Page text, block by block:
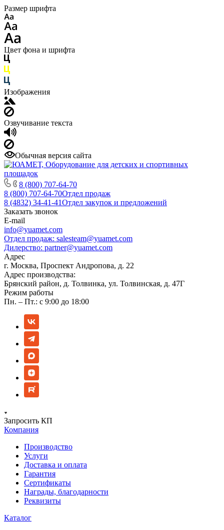
Размер шрифта
Цвет фона и шрифта
Изображения
Озвучивание текста
Обычная версия сайта
8 (800) 707-64-70
8 (800) 707-64-70Отдел продаж
8 (4832) 34-41-41Отдел закупок и предложений
Заказать звонок
E-mail
info@yuamet.com
Отдел продаж: salesteam@yuamet.com
Дилерство: partner@yuamet.com
Адрес
г. Москва, Проспект Андропова, д. 22
Адрес производства:
Брянский район, д. Толвинка, ул. Толвинская, д. 47Г
Режим работы
Пн. – Пт.: с 9:00 до 18:00
Запросить КП
Компания
Производство
Услуги
Доставка и оплата
Гарантия
Сертификаты
Награды, благодарности
Реквизиты
Каталог